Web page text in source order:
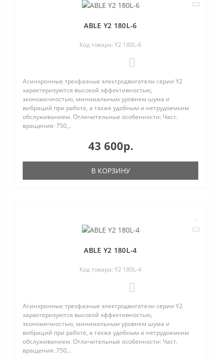
ABLE Y2 180L-6
Код товара: Y2 180L-6
Асинхронные трехфазные электродвигатели серии Y2
характеризуются высокой эффективностью,
экономичностью, минимальным уровнем шума и
вибраций при работе, а также удобным и нетрудоемким
обслуживанием. Отличительные особенности: Част.
вращения: 750,..
43 600р.
В КОРЗИНУ
ABLE Y2 180L-4
Код товара: Y2 180L-4
Асинхронные трехфазные электродвигатели серии Y2
характеризуются высокой эффективностью,
экономичностью, минимальным уровнем шума и
вибраций при работе, а также удобным и нетрудоемким
обслуживанием. Отличительные особенности: Част.
вращения: 750,..